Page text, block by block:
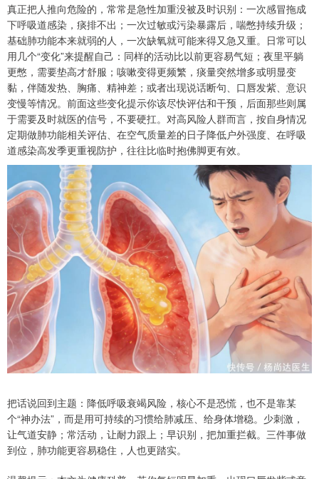
真正把人推向危险的，常常是急性加重没被及时识别：一次感冒拖成
下呼吸道感染，痰排不出；一次过敏或污染暴露后，喘憋持续升级；
基础肺功能本来就弱的人，一次缺氧就可能来得又急又重。日常可以
用几个“变化”来提醒自己：同样的活动比以前更容易气短；夜里平躺
更憋，需要垫高才舒服；咳嗽变得更频繁，痰量突然增多或明显变
黏，伴随发热、胸痛、精神差；或者出现说话断句、口唇发紫、意识
变慢等情况。前面这些变化提示你该尽快评估和干预，后面那些则属
于需要及时就医的信号，不要硬扛。对高风险人群而言，按自身情况
定期做肺功能相关评估、在空气质量差的日子降低户外强度、在呼吸
道感染高发季更重视防护，往往比临时抱佛脚更有效。
把话说回到主题：降低呼吸衰竭风险，核心不是恐慌，也不是靠某
个“神办法”，而是用可持续的习惯给肺减压、给身体增稳。少刺激，
让气道安静；常活动，让耐力跟上；早识别，把加重拦截。三件事做
到位，肺功能更容易稳住，人也更踏实。